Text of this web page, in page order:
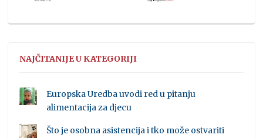
NAJČITANIJE U KATEGORIJI
Europska Uredba uvodi red u pitanju
alimentacija za djecu
Što je osobna asistencija i tko može ostvariti